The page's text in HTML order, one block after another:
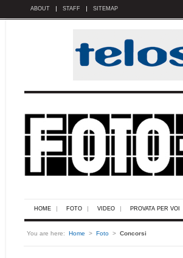
ABOUT STAFF SITEMAP
HOME FOTO VIDEO PROVATA PER VOI
You are here: Home > Foto > Concorsi